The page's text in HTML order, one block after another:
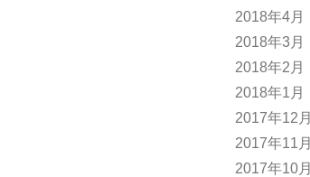
2018年4月
2018年3月
2018年2月
2018年1月
2017年12月
2017年11月
2017年10月